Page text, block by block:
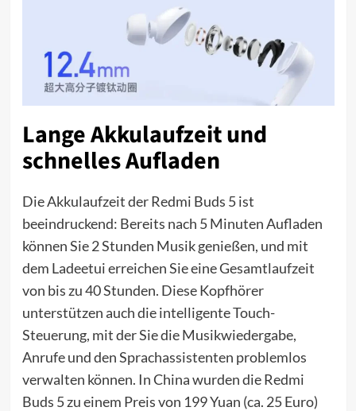
Lange Akkulaufzeit und
schnelles Aufladen
Die Akkulaufzeit der Redmi Buds 5 ist
beeindruckend: Bereits nach 5 Minuten Aufladen
können Sie 2 Stunden Musik genießen, und mit
dem Ladeetui erreichen Sie eine Gesamtlaufzeit
von bis zu 40 Stunden. Diese Kopfhörer
unterstützen auch die intelligente Touch-
Steuerung, mit der Sie die Musikwiedergabe,
Anrufe und den Sprachassistenten problemlos
verwalten können. In China wurden die Redmi
Buds 5 zu einem Preis von 199 Yuan (ca. 25 Euro)